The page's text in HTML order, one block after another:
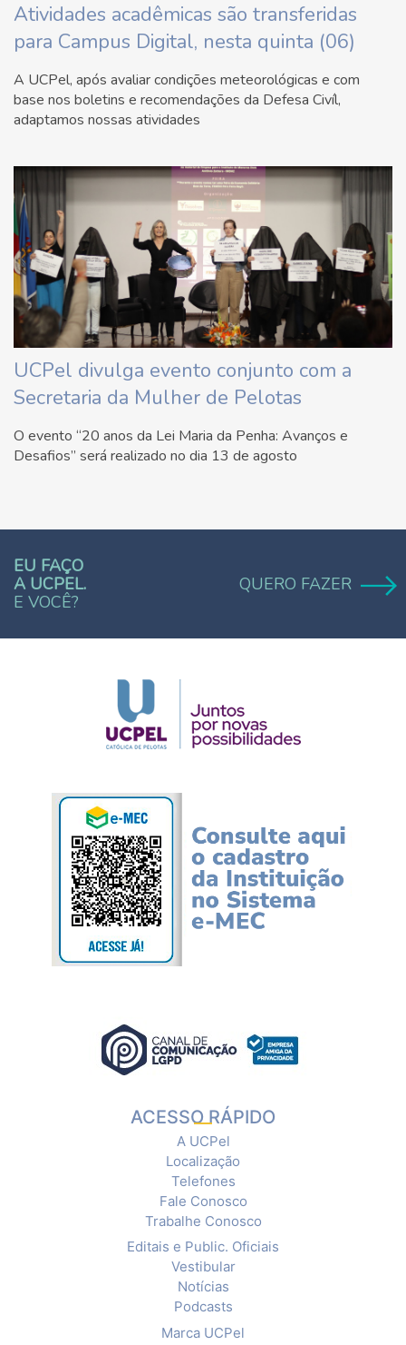
Atividades acadêmicas são transferidas
para Campus Digital, nesta quinta (06)
A UCPel, após avaliar condições meteorológicas e com
base nos boletins e recomendações da Defesa Civíl,
adaptamos nossas atividades
UCPel divulga evento conjunto com a
Secretaria da Mulher de Pelotas
O evento “20 anos da Lei Maria da Penha: Avanços e
Desafios” será realizado no dia 13 de agosto
EU FAÇO
A UCPEL.
E VOCÊ?
QUERO FAZER
ACESSO RÁPIDO
A UCPel
Localização
Telefones
Fale Conosco
Trabalhe Conosco
Editais e Public. Oficiais
Vestibular
Notícias
Podcasts
Marca UCPel